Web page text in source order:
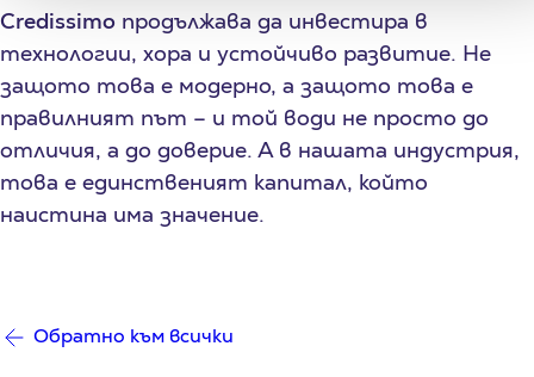
Credissimo продължава да инвестира в
технологии, хора и устойчиво развитие. Не
защото това е модерно, а защото това е
правилният път – и той води не просто до
отличия, а до доверие. А в нашата индустрия,
това е единственият капитал, който
наистина има значение.
Обратно към всички